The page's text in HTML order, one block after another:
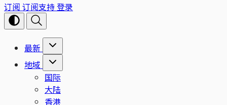
订阅 订阅支持登录
最新
地域
国际
大陆
香港